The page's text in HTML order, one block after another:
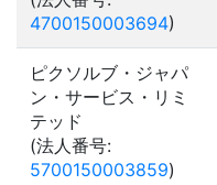
4700150003694)
ピクソルブ・ジャパ
ン・サービス・リミ
テッド
(法人番号:
5700150003859)